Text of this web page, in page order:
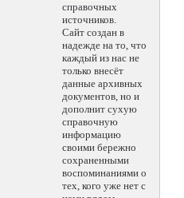
справочных
источников.
Сайт создан в
надежде на то, что
каждый из нас не
только внесёт
данные архивных
документов, но и
дополнит сухую
справочную
информацию
своими бережно
сохраненными
воспоминаниями о
тех, кого уже нет с